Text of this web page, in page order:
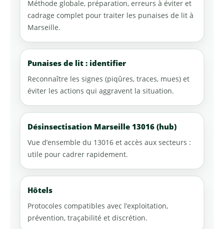
Méthode globale, préparation, erreurs à éviter et
cadrage complet pour traiter les punaises de lit à
Marseille.
Punaises de lit : identifier
Reconnaître les signes (piqûres, traces, mues) et
éviter les actions qui aggravent la situation.
Désinsectisation Marseille 13016 (hub)
Vue d’ensemble du 13016 et accès aux secteurs :
utile pour cadrer rapidement.
Hôtels
Protocoles compatibles avec l’exploitation,
prévention, traçabilité et discrétion.